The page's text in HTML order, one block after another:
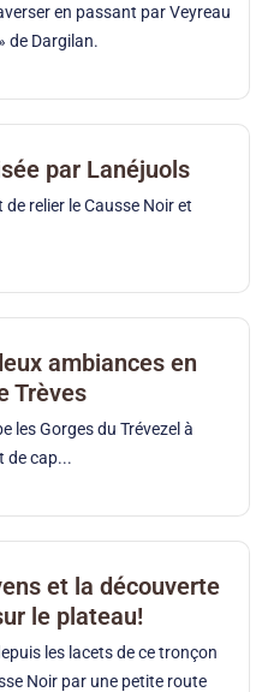
en passant par Veyreau
de Dargilan.
par Lanéjuols
relier le Causse Noir et
ambiances en
Trèves
les Gorges du Trévezel à
de cap...
et la découverte
le plateau!
les lacets de ce tronçon
Noir par une petite route